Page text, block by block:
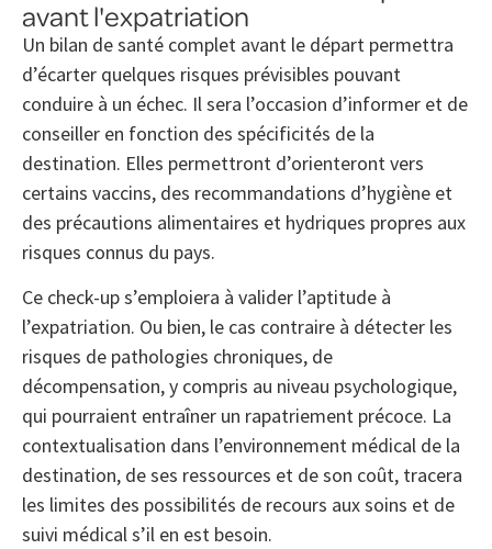
avant l'expatriation
Un bilan de santé complet avant le départ permettra
d’écarter quelques risques prévisibles pouvant
conduire à un échec. Il sera l’occasion d’informer et de
conseiller en fonction des spécificités de la
destination. Elles permettront d’orienteront vers
certains vaccins, des recommandations d’hygiène et
des précautions alimentaires et hydriques propres aux
risques connus du pays.
Ce check-up s’emploiera à valider l’aptitude à
l’expatriation. Ou bien, le cas contraire à détecter les
risques de pathologies chroniques, de
décompensation, y compris au niveau psychologique,
qui pourraient entraîner un rapatriement précoce. La
contextualisation dans l’environnement médical de la
destination, de ses ressources et de son coût, tracera
les limites des possibilités de recours aux soins et de
suivi médical s’il en est besoin.